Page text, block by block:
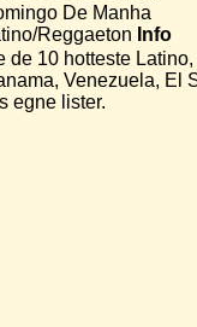
De Manha
Reggaeton Info
10 hotteste
Venezuela, El
egne lister.